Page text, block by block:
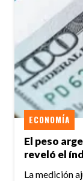
El peso
reveló el
ECONOMÍA
La medición